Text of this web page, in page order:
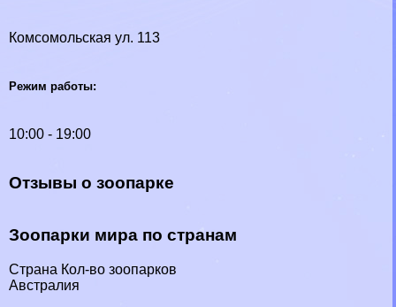
Комсомольская ул. 113
Режим работы:
10:00 - 19:00
Отзывы о зоопарке
Зоопарки мира по странам
Страна Кол-во зоопарков
Австралия